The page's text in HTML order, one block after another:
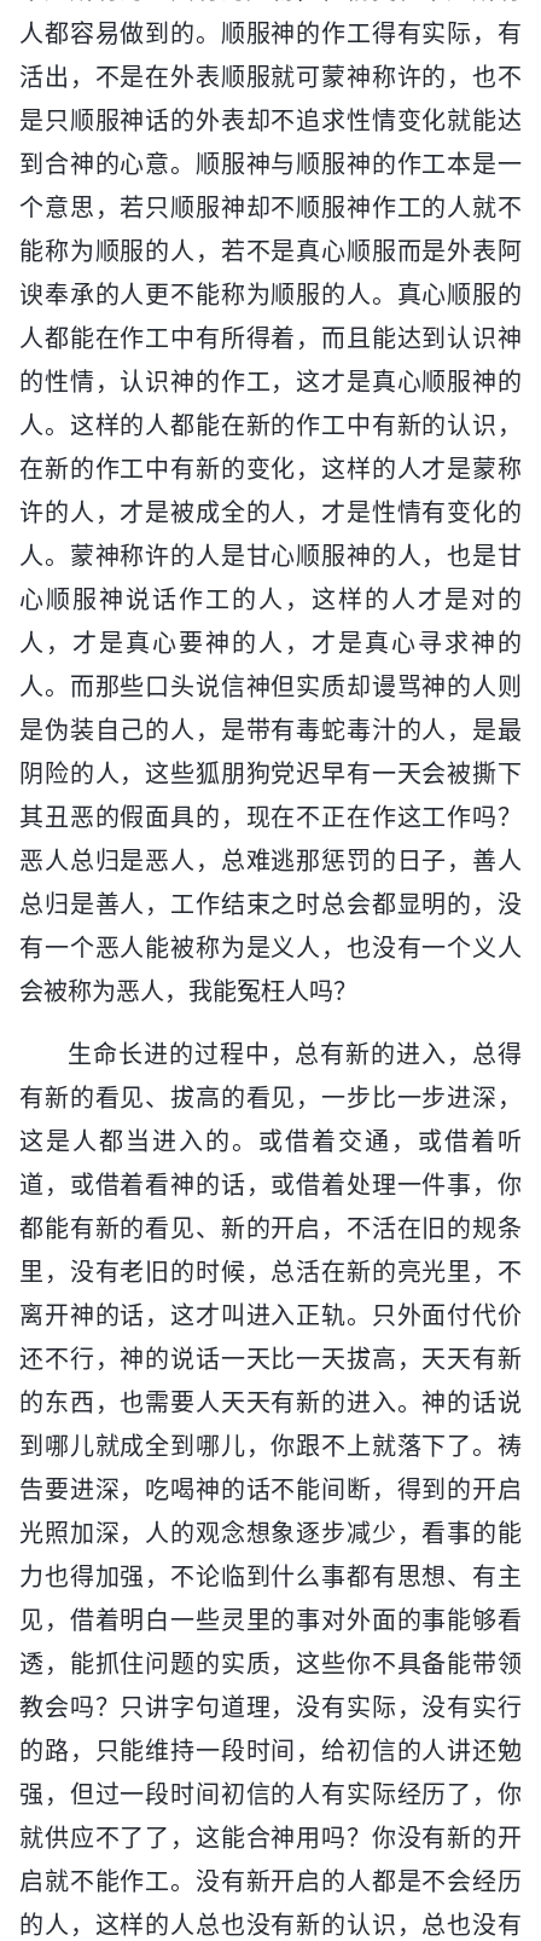
人都容易做到的。顺服神的作工得有实际，有
活出，不是在外表顺服就可蒙神称许的，也不
是只顺服神话的外表却不追求性情变化就能达
到合神的心意。顺服神与顺服神的作工本是一
个意思，若只顺服神却不顺服神作工的人就不
能称为顺服的人，若不是真心顺服而是外表阿
谀奉承的人更不能称为顺服的人。真心顺服的
人都能在作工中有所得着，而且能达到认识神
的性情，认识神的作工，这才是真心顺服神的
人。这样的人都能在新的作工中有新的认识，
在新的作工中有新的变化，这样的人才是蒙称
许的人，才是被成全的人，才是性情有变化的
人。蒙神称许的人是甘心顺服神的人，也是甘
心顺服神说话作工的人，这样的人才是对的
人，才是真心要神的人，才是真心寻求神的
人。而那些口头说信神但实质却谩骂神的人则
是伪装自己的人，是带有毒蛇毒汁的人，是最
阴险的人，这些狐朋狗党迟早有一天会被撕下
其丑恶的假面具的，现在不正在作这工作吗？
恶人总归是恶人，总难逃那惩罚的日子，善人
总归是善人，工作结束之时总会都显明的，没
有一个恶人能被称为是义人，也没有一个义人
会被称为恶人，我能冤枉人吗？
生命长进的过程中，总有新的进入，总得
有新的看见、拔高的看见，一步比一步进深，
这是人都当进入的。或借着交通，或借着听
道，或借着看神的话，或借着处理一件事，你
都能有新的看见、新的开启，不活在旧的规条
里，没有老旧的时候，总活在新的亮光里，不
离开神的话，这才叫进入正轨。只外面付代价
还不行，神的说话一天比一天拔高，天天有新
的东西，也需要人天天有新的进入。神的话说
到哪儿就成全到哪儿，你跟不上就落下了。祷
告要进深，吃喝神的话不能间断，得到的开启
光照加深，人的观念想象逐步减少，看事的能
力也得加强，不论临到什么事都有思想、有主
见，借着明白一些灵里的事对外面的事能够看
透，能抓住问题的实质，这些你不具备能带领
教会吗？只讲字句道理，没有实际，没有实行
的路，只能维持一段时间，给初信的人讲还勉
强，但过一段时间初信的人有实际经历了，你
就供应不了了，这能合神用吗？你没有新的开
启就不能作工。没有新开启的人都是不会经历
的人，这样的人总也没有新的认识，总也没有